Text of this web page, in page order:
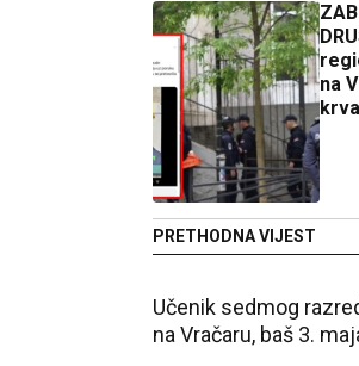
na
PRETHODNA VIJEST
Učenik sedmog
na Vračaru, baš 3.